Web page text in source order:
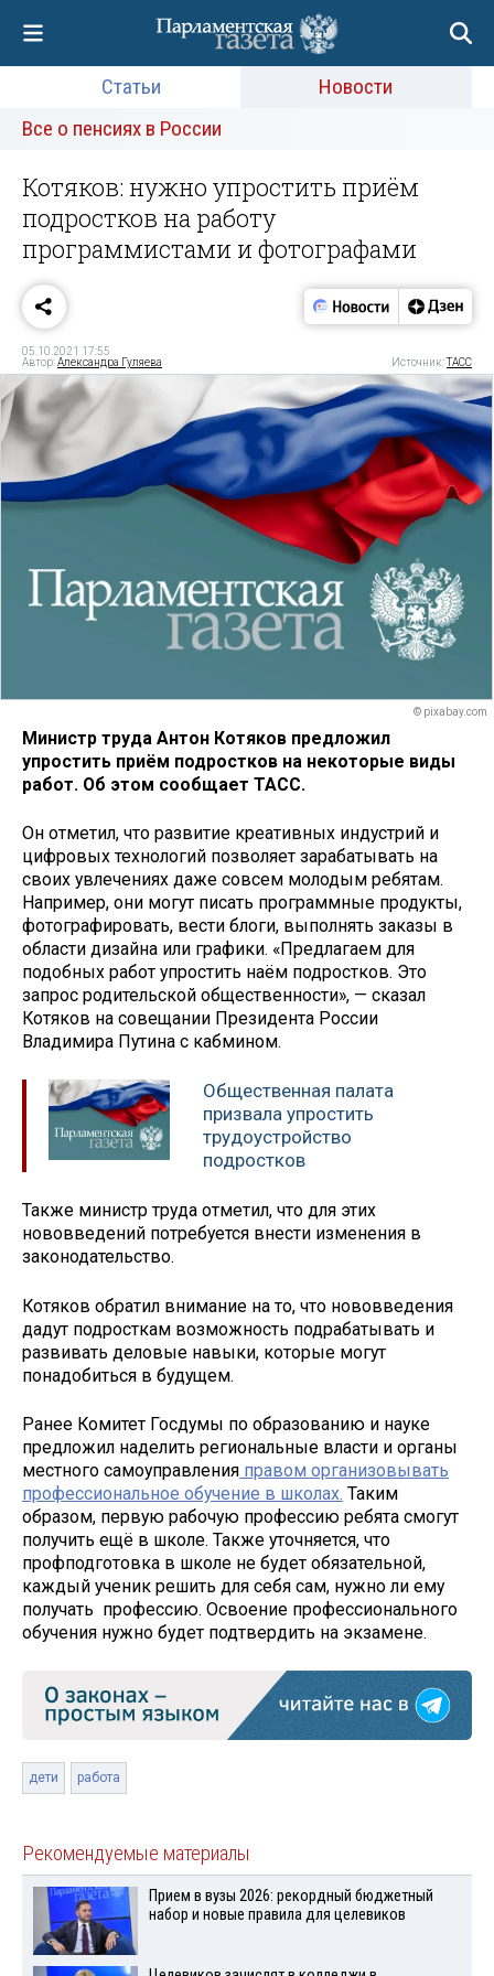
Статьи
Новости
Все о пенсиях в России
Котяков: нужно упростить приём
подростков на работу
программистами и фотографами
05.10.2021 17:55
Автор:Александра Гуляева Источник:ТАСС
© pixabay.com
Министр труда Антон Котяков предложил
упростить приём подростков на некоторые виды
работ. Об этом сообщает ТАСС.
Он отметил, что развитие креативных индустрий и
цифровых технологий позволяет зарабатывать на
своих увлечениях даже совсем молодым ребятам.
Например, они могут писать программные продукты,
фотографировать, вести блоги, выполнять заказы в
области дизайна или графики. «Предлагаем для
подобных работ упростить наём подростков. Это
запрос родительской общественности», — сказал
Котяков на совещании Президента России
Владимира Путина с кабмином.
Общественная палата
призвала упростить
трудоустройство
подростков
Также министр труда отметил, что для этих
нововведений потребуется внести изменения в
законодательство.
Котяков обратил внимание на то, что нововведения
дадут подросткам возможность подрабатывать и
развивать деловые навыки, которые могут
понадобиться в будущем.
Ранее Комитет Госдумы по образованию и науке
предложил наделить региональные власти и органы
местного самоуправления правом организовывать
профессиональное обучение в школах. Таким
образом, первую рабочую профессию ребята смогут
получить ещё в школе. Также уточняется, что
профподготовка в школе не будет обязательной,
каждый ученик решить для себя сам, нужно ли ему
получать профессию. Освоение профессионального
обучения нужно будет подтвердить на экзамене.
дети работа
Рекомендуемые материалы
Прием в вузы 2026: рекордный бюджетный
набор и новые правила для целевиков